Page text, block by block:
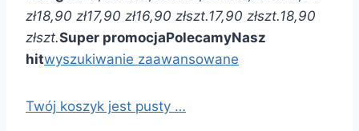
zł18,90 zł17,90 zł16,90 złszt.17,90 złszt.18,90
złszt.Super promocjaPolecamyNasz
hitwyszukiwanie zaawansowane
Twój koszyk jest pusty …